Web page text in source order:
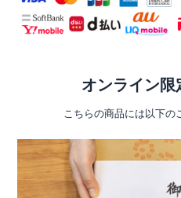
オンライン
こちらの商品には以下の